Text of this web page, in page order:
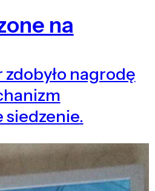
na
nagrodę